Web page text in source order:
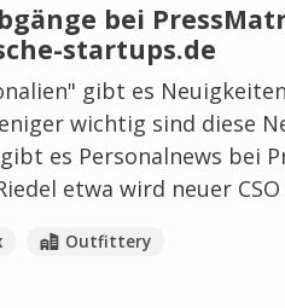
bei
startups.de
gibt es
wichtig sind diese
es Personalnews bei
etwa wird neuer
Outfittery